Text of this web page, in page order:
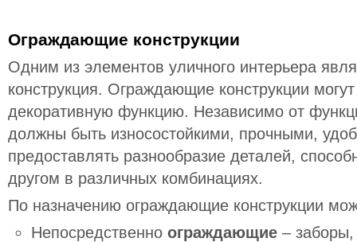
Ограждающие конструкции
Одним из элементов уличного интерьера
конструкция. Ограждающие конструкции
декоративную функцию. Независимо от
должны быть износостойкими, прочными,
предоставлять разнообразие деталей,
другом в различных комбинациях.
По назначению ограждающие конструкции
Непосредственно ограждающие – заборы,